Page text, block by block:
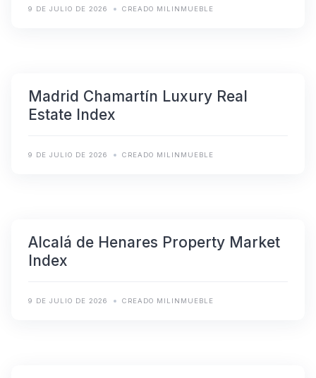
9 DE JULIO DE 2026 CREADO MILINMUEBLE
Madrid Chamartín Luxury Real
Estate Index
9 DE JULIO DE 2026 CREADO MILINMUEBLE
Alcalá de Henares Property Market
Index
9 DE JULIO DE 2026 CREADO MILINMUEBLE